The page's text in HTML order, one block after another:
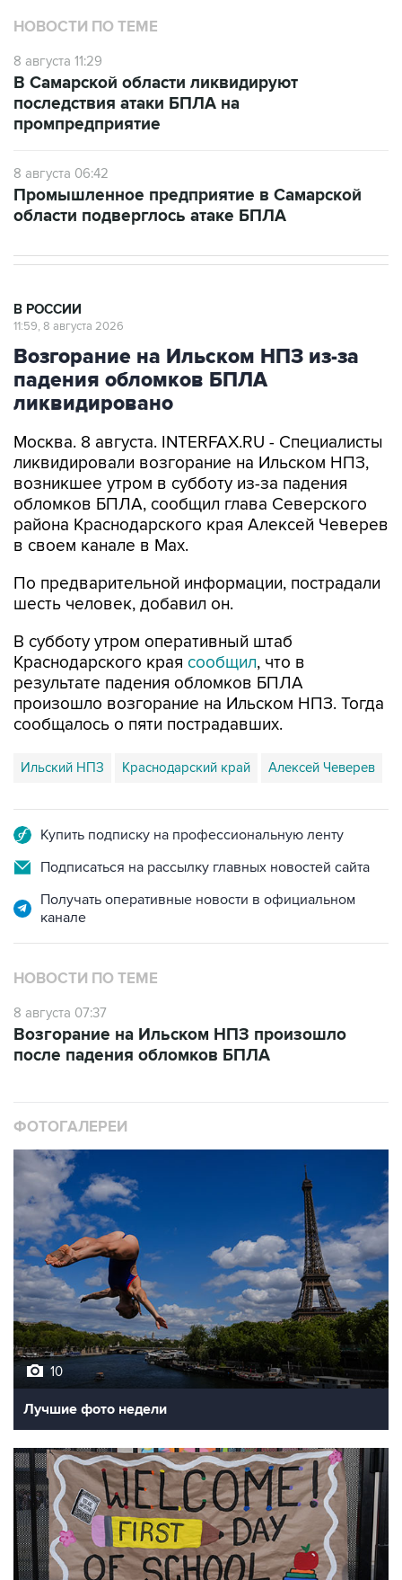
НОВОСТИ ПО ТЕМЕ
8 августа 11:29
В Самарской области ликвидируют
последствия атаки БПЛА на
промпредприятие
8 августа 06:42
Промышленное предприятие в Самарской
области подверглось атаке БПЛА
В РОССИИ
11:59, 8 августа 2026
Возгорание на Ильском НПЗ из-за
падения обломков БПЛА
ликвидировано
Москва. 8 августа. INTERFAX.RU - Специалисты
ликвидировали возгорание на Ильском НПЗ,
возникшее утром в субботу из-за падения
обломков БПЛА, сообщил глава Северского
района Краснодарского края Алексей Чеверев
в своем канале в Max.
По предварительной информации, пострадали
шесть человек, добавил он.
В субботу утром оперативный штаб
Краснодарского края сообщил, что в
результате падения обломков БПЛА
произошло возгорание на Ильском НПЗ. Тогда
сообщалось о пяти пострадавших.
Ильский НПЗ Краснодарский край Алексей Чеверев
Купить подписку на профессиональную ленту
Подписаться на рассылку главных новостей сайта
Получать оперативные новости в официальном
канале
НОВОСТИ ПО ТЕМЕ
8 августа 07:37
Возгорание на Ильском НПЗ произошло
после падения обломков БПЛА
ФОТОГАЛЕРЕИ
10
Лучшие фото недели